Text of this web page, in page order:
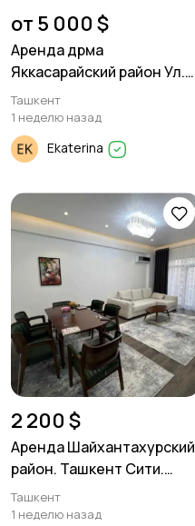
от 5 000 $
Аренда дрма
Яккасарайский район Ул.
Нукусская 7 комнат.
Ташкент
1 неделю назад
Ekaterina
2 200 $
Аренда Шайхантахурский
район. Ташкент Сити.
3/4/7 90м²
Ташкент
1 неделю назад